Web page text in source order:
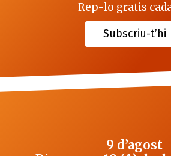
Rep-lo gratis
Subscriu-t’hi
9 d’agost